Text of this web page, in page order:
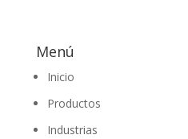
Menú
Inicio
Productos
Industrias